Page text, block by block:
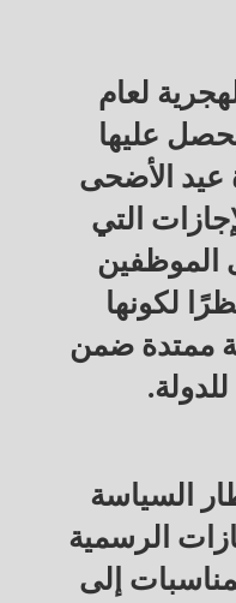
لعام
يحصل عليها
عيد الأضحى
التي
الموظفين
لكونها
ممتدة ضمن
السياسة
الرسمية
إلى